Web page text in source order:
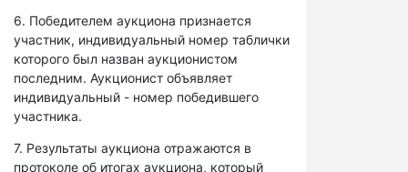
6. Победителем аукциона признается
участник, индивидуальный номер таблички
которого был назван аукционистом
последним. Аукционист объявляет
индивидуальный - номер победившего
участника.
7. Результаты аукциона отражаются в
протоколе об итогах аукциона, который